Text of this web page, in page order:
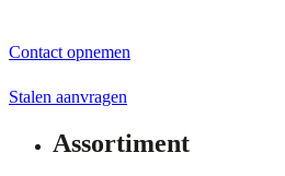
Contact opnemen
Stalen aanvragen
Assortiment